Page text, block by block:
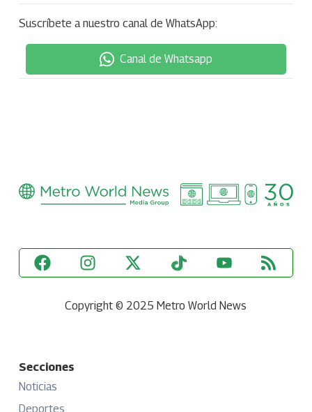
Suscríbete a nuestro canal de WhatsApp:
Canal de Whatsapp
Copyright © 2025 Metro World News
Secciones
Noticias
Deportes